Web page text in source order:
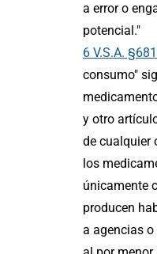
a error o
potencial."
6 V.S.A.
consumo"
y otro
de cualquier
los
únicamente
producen
a agencias